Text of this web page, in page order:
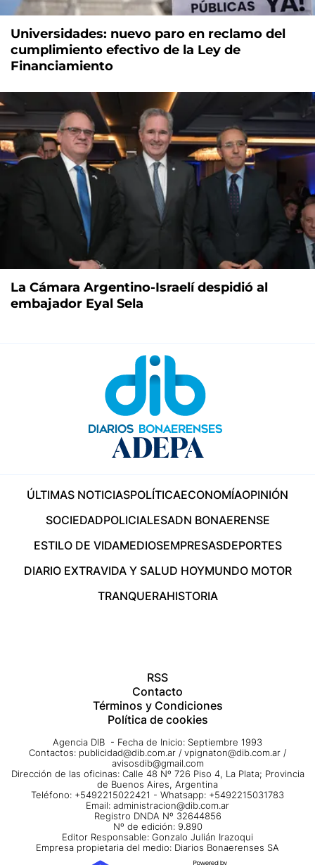
Universidades: nuevo paro en reclamo del
cumplimiento efectivo de la Ley de
Financiamiento
La Cámara Argentino-Israelí despidió al
embajador Eyal Sela
ÚLTIMAS NOTICIASPOLÍTICAECONOMÍAOPINIÓN
SOCIEDADPOLICIALESADN BONAERENSE
ESTILO DE VIDAMEDIOSEMPRESASDEPORTES
DIARIO EXTRAVIDA Y SALUD HOYMUNDO MOTOR
TRANQUERAHISTORIA
RSS
Contacto
Términos y Condiciones
Política de cookies
Agencia DIB - Fecha de Inicio: Septiembre 1993
Contactos: publicidad@dib.com.ar / vpignaton@dib.com.ar /
avisosdib@gmail.com
Dirección de las oficinas: Calle 48 Nº 726 Piso 4, La Plata; Provincia
de Buenos Aires, Argentina
Teléfono: +5492215022421 - Whatsapp: +5492215031783
Email: administracion@dib.com.ar
Registro DNDA Nº 32644856
Nº de edición: 9.890
Editor Responsable: Gonzalo Julián Irazoqui
Empresa propietaria del medio: Diarios Bonaerenses SA